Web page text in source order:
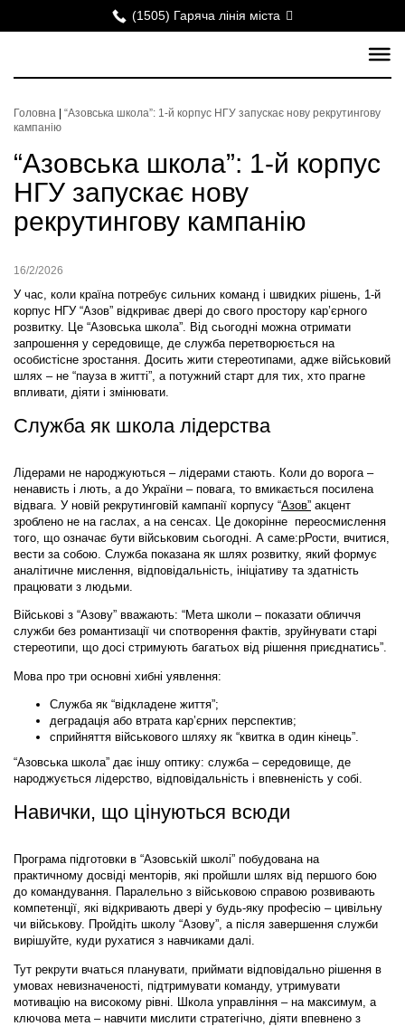
(1505) Гаряча лінія міста
Головна
“Азовська школа”: 1-й корпус НГУ запускає нову рекрутингову
кампанію
“Азовська школа”: 1-й корпус
НГУ запускає нову
рекрутингову кампанію
16/2/2026
У час, коли країна потребує сильних команд і швидких рішень, 1-й
корпус НГУ “Азов” відкриває двері до свого простору кар’єрного
розвитку. Це “Азовська школа”. Від сьогодні можна отримати
запрошення у середовище, де служба перетворюється на
особистісне зростання. Досить жити стереотипами, адже військовий
шлях – не “пауза в житті”, а потужний старт для тих, хто прагне
впливати, діяти і змінювати.
Служба як школа лідерства
Лідерами не народжуються – лідерами стають. Коли до ворога –
ненависть і лють, а до України – повага, то вмикається посилена
відвага. У новій рекрутинговій кампанії корпусу “Азов” акцент
зроблено не на гаслах, а на сенсах. Це докорінне переосмислення
того, що означає бути військовим сьогодні. А саме:рРости, вчитися,
вести за собою. Служба показана як шлях розвитку, який формує
аналітичне мислення, відповідальність, ініціативу та здатність
працювати з людьми.
Військові з “Азову” вважають: “Мета школи – показати обличчя
служби без романтизації чи спотворення фактів, зруйнувати старі
стереотипи, що досі стримують багатьох від рішення приєднатись”.
Мова про три основні хибні уявлення:
Служба як “відкладене життя”;
деградація або втрата кар’єрних перспектив;
сприйняття військового шляху як “квитка в один кінець”.
“Азовська школа” дає іншу оптику: служба – середовище, де
народжується лідерство, відповідальність і впевненість у собі.
Навички, що цінуються всюди
Програма підготовки в “Азовській школі” побудована на
практичному досвіді менторів, які пройшли шлях від першого бою
до командування. Паралельно з військовою справою розвивають
компетенції, які відкривають двері у будь-яку професію – цивільну
чи військову. Пройдіть школу “Азову”, а після завершення служби
вирішуйте, куди рухатися з навчиками далі.
Тут рекрути вчаться планувати, приймати відповідально рішення в
умовах невизначеності, підтримувати команду, утримувати
мотивацію на високому рівні. Школа управління – на максимум, а
ключова мета – навчити мислити стратегічно, діяти впевнено з